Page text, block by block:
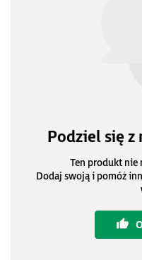
Podziel się
Ten produkt nie
Dodaj swoją i pomóż